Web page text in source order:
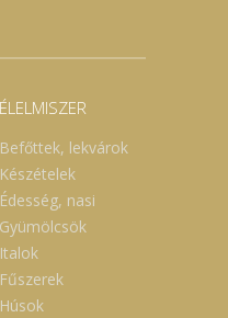
ÉLELMISZER
Befőttek, lekvárok
Készételek
Édesség, nasi
Gyümölcsök
Italok
Fűszerek
Húsok